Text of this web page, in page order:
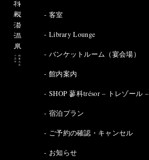
客室
Library Lounge
バンケットルーム（宴会場）
館内案内
SHOP 蓼科trésor – トレゾール –
宿泊プラン
ご予約の確認・キャンセル
お知らせ